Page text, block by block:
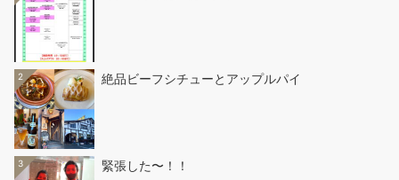
2 絶品ビーフシチューとアップルパイ
3 緊張した〜！！